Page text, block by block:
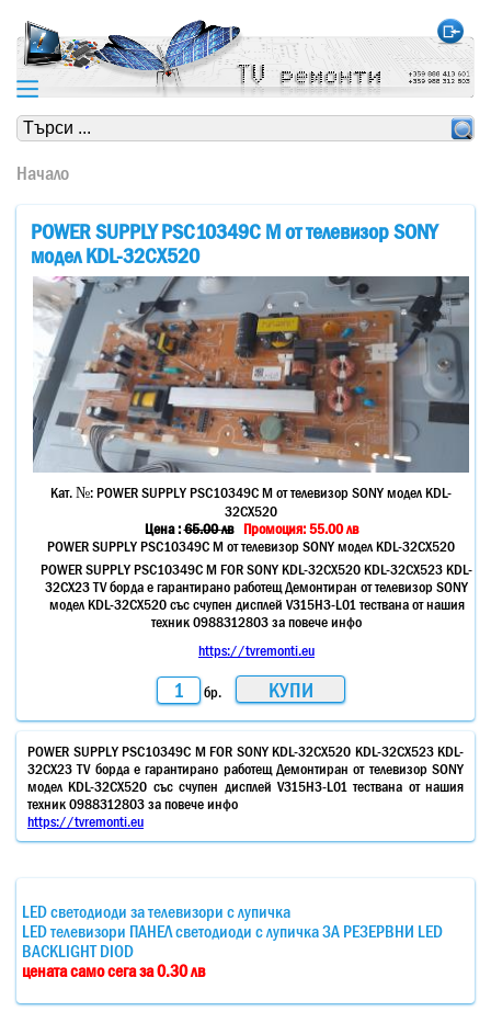
https://www.high-endrolex.com/24
Начало
POWER SUPPLY PSC10349C M от телевизор SONY
модел KDL-32CX520
Кат. №:POWER SUPPLY PSC10349C M от телевизор SONY модел KDL-
32CX520
Цена :65.00лв Промоция: 55.00 лв
POWER SUPPLY PSC10349C M от телевизор SONY модел KDL-32CX520
POWER SUPPLY PSC10349C M FOR SONY KDL-32CX520 KDL-32CX523 KDL-
32CX23 TV борда е гарантирано работещ Демонтиран от телевизор SONY
модел KDL-32CX520 със счупен дисплей V315H3-L01 тествана от нашия
техник 0988312803 за повече инфо
https://tvremonti.eu
бр.
POWER SUPPLY PSC10349C M FOR SONY KDL-32CX520 KDL-32CX523 KDL-
32CX23 TV борда е гарантирано работещ Демонтиран от телевизор SONY
модел KDL-32CX520 със счупен дисплей V315H3-L01 тествана от нашия
техник 0988312803 за повече инфо
https://tvremonti.eu
LED светодиоди за телевизори с лупичка
LED телевизори ПАНЕЛ светодиоди с лупичка ЗА РЕЗЕРВНИ LED
BACKLIGHT DIOD
цената само сега за 0.30 лв